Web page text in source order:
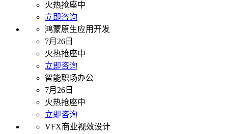
火热抢座中
立即咨询
鸿蒙原生应用开发
7月26日
火热抢座中
立即咨询
智能职场办公
7月26日
火热抢座中
立即咨询
VFX商业视效设计